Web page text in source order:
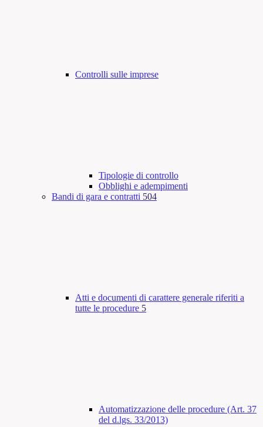
Controlli sulle imprese
Tipologie di controllo
Obblighi e adempimenti
Bandi di gara e contratti 504
Atti e documenti di carattere generale riferiti a
tutte le procedure 5
Automatizzazione delle procedure (Art. 37
del d.lgs. 33/2013)